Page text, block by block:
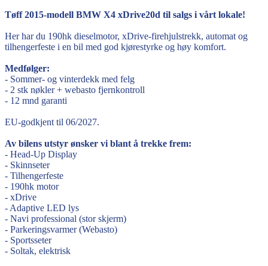
Tøff 2015-modell BMW X4 xDrive20d til salgs i vårt lokale!
Her har du 190hk dieselmotor, xDrive-firehjulstrekk, automat og
tilhengerfeste i en bil med god kjørestyrke og høy komfort.
Medfølger:
- Sommer- og vinterdekk med felg
- 2 stk nøkler + webasto fjernkontroll
- 12 mnd garanti
EU-godkjent til 06/2027.
Av bilens utstyr ønsker vi blant å trekke frem:
- Head-Up Display
- Skinnseter
- Tilhengerfeste
- 190hk motor
- xDrive
- Adaptive LED lys
- Navi professional (stor skjerm)
- Parkeringsvarmer (Webasto)
- Sportsseter
- Soltak, elektrisk